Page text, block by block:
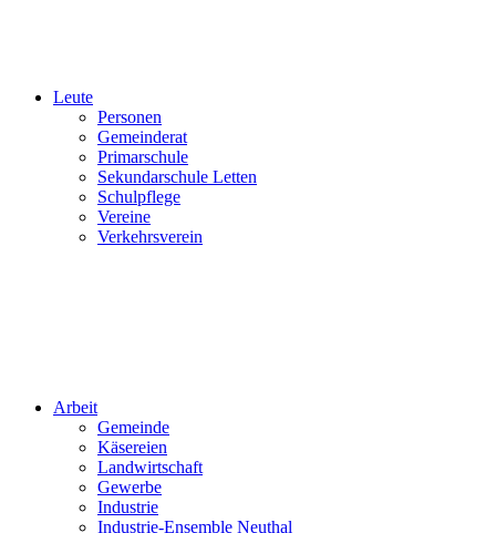
Leute
Personen
Gemeinderat
Primarschule
Sekundarschule Letten
Schulpflege
Vereine
Verkehrsverein
Arbeit
Gemeinde
Käsereien
Landwirtschaft
Gewerbe
Industrie
Industrie-Ensemble Neuthal